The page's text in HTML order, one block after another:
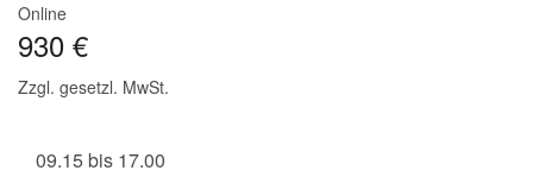
Online
930 €
Zzgl. gesetzl. MwSt.
09.15 bis 17.00